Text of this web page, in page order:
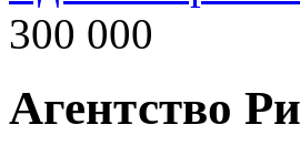
300 000
Агентство